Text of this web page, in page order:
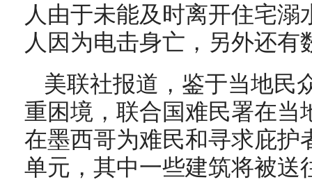
人由于未能及时离开住宅溺
人因为电击身亡，另外还有
美联社报道，鉴于当地民
重困境，联合国难民署在当
在墨西哥为难民和寻求庇护
单元，其中一些建筑将被送